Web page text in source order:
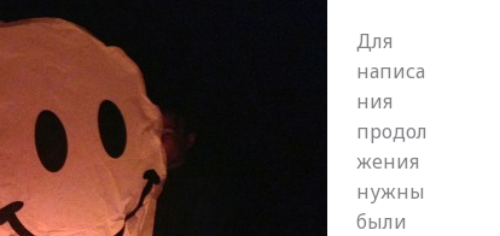
Для
написа
ния
продол
жения
нужны
были